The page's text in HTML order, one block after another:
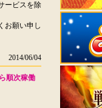
ービスを除
お願い申し
2014/06/04
順次稼働